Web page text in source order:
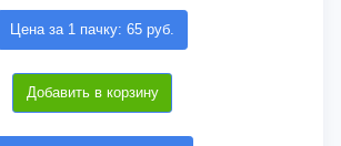
Цена за 1 пачку: 65 руб.
Добавить в корзину